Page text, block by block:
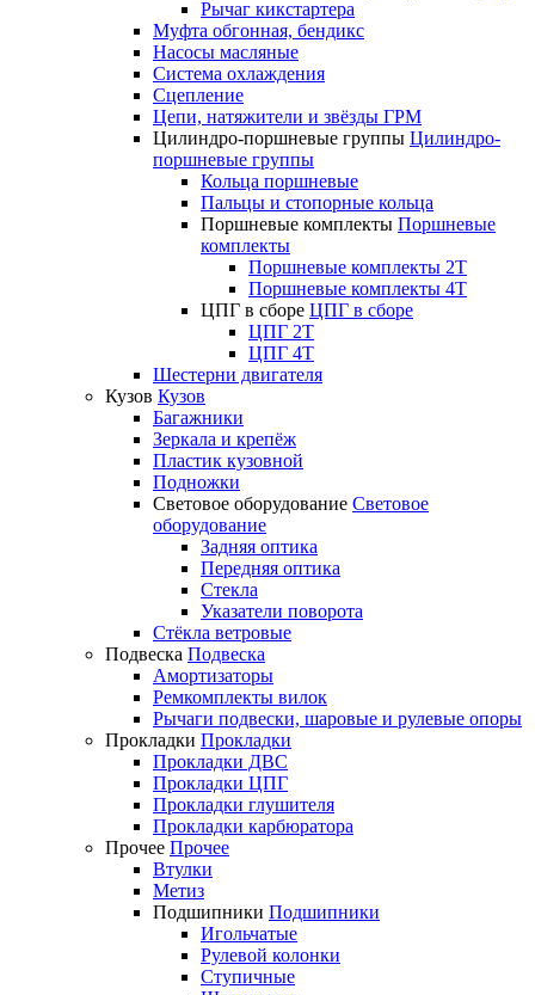
Рычаг кикстартера
Муфта обгонная, бендикс
Насосы масляные
Система охлаждения
Сцепление
Цепи, натяжители и звёзды ГРМ
Цилиндро-поршневые группы Цилиндро-
поршневые группы
Кольца поршневые
Пальцы и стопорные кольца
Поршневые комплекты Поршневые
комплекты
Поршневые комплекты 2T
Поршневые комплекты 4T
ЦПГ в сборе ЦПГ в сборе
ЦПГ 2T
ЦПГ 4T
Шестерни двигателя
Кузов Кузов
Багажники
Зеркала и крепёж
Пластик кузовной
Подножки
Световое оборудование Световое
оборудование
Задняя оптика
Передняя оптика
Стекла
Указатели поворота
Стёкла ветровые
Подвеска Подвеска
Амортизаторы
Ремкомплекты вилок
Рычаги подвески, шаровые и рулевые опоры
Прокладки Прокладки
Прокладки ДВС
Прокладки ЦПГ
Прокладки глушителя
Прокладки карбюратора
Прочее Прочее
Втулки
Метиз
Подшипники Подшипники
Игольчатые
Рулевой колонки
Ступичные